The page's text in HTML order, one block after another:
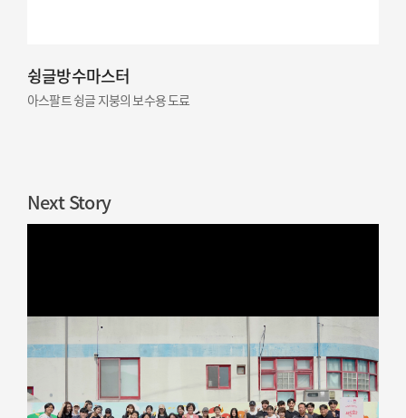
슁글방수마스터
아스팔트 슁글 지붕의 보수용 도료
Next Story